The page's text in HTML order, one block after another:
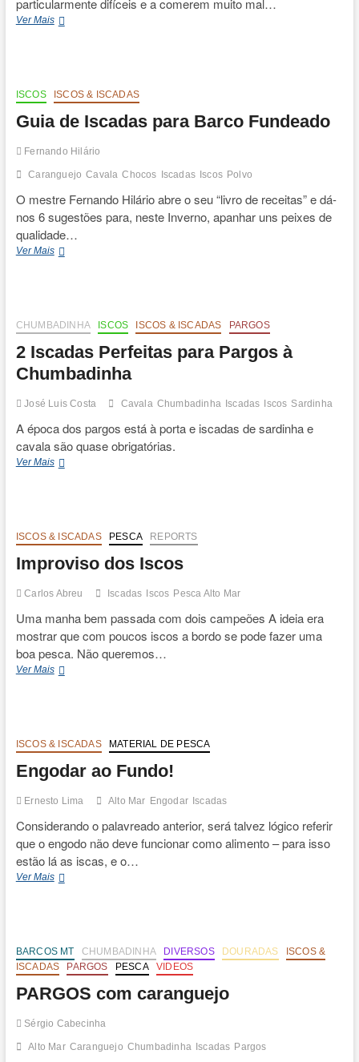
particularmente difíceis e a comerem muito mal…
Ver MaisDouradas
ISCOS
ISCOS & ISCADAS
Guia de Iscadas para Barco Fundeado
Fernando Hilário
Caranguejo Cavala Chocos Iscadas Iscos Polvo
O mestre Fernando Hilário abre o seu “livro de receitas” e dá-
nos 6 sugestões para, neste Inverno, apanhar uns peixes de
qualidade…
Ver MaisGuia
Fundeado
CHUMBADINHA ISCOS ISCOS & ISCADAS PARGOS
2 Iscadas Perfeitas para Pargos à
Chumbadinha
José Luis Costa Cavala Chumbadinha Iscadas Iscos Sardinha
A época dos pargos está à porta e iscadas de sardinha e
cavala são quase obrigatórias.
Ver Mais2
à
Chumbadinha
ISCOS & ISCADAS PESCA REPORTS
Improviso dos Iscos
Carlos Abreu Iscadas Iscos Pesca Alto Mar
Uma manha bem passada com dois campeões A ideia era
mostrar que com poucos iscos a bordo se pode fazer uma
boa pesca. Não queremos…
Ver MaisImproviso
ISCOS & ISCADAS MATERIAL DE PESCA
Engodar ao Fundo!
Ernesto Lima Alto Mar Engodar Iscadas
Considerando o palavreado anterior, será talvez lógico referir
que o engodo não deve funcionar como alimento – para isso
estão lá as iscas, e o…
Ver MaisEngodar
BARCOS MT CHUMBADINHA DIVERSOS DOURADAS
ISCOS &
ISCADAS
PARGOS PESCA VIDEOS
PARGOS com caranguejo
Sérgio Cabecinha
Alto Mar Caranguejo Chumbadinha Iscadas Pargos